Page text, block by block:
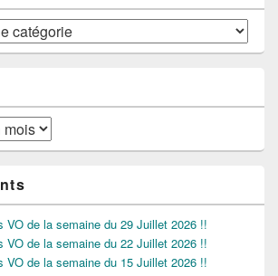
VO de la semaine du 29 Juillet 2026 !!
VO de la semaine du 22 Juillet 2026 !!
VO de la semaine du 15 Juillet 2026 !!